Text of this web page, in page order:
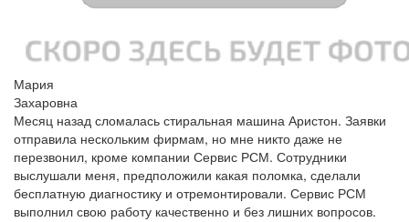
Мария
Захаровна
Месяц назад сломалась стиральная машина Аристон. Заявки
отправила нескольким фирмам, но мне никто даже не
перезвонил, кроме компании Сервис РСМ. Сотрудники
выслушали меня, предположили какая поломка, сделали
бесплатную диагностику и отремонтировали. Сервис РСМ
выполнил свою работу качественно и без лишних вопросов.